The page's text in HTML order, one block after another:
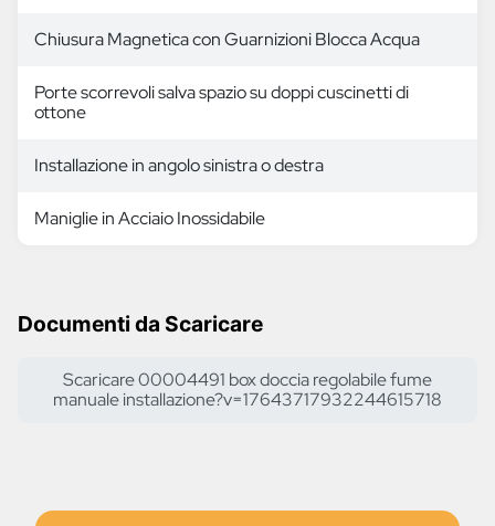
Chiusura Magnetica con Guarnizioni Blocca Acqua
Porte scorrevoli salva spazio su doppi cuscinetti di
ottone
Installazione in angolo sinistra o destra
Maniglie in Acciaio Inossidabile
Documenti da Scaricare
Scaricare 00004491 box doccia regolabile fume
manuale installazione?v=17643717932244615718